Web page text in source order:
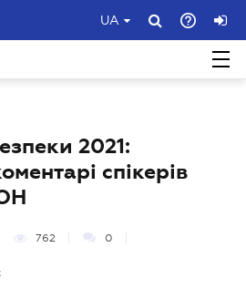
UA
2021:
спікерів
762 0